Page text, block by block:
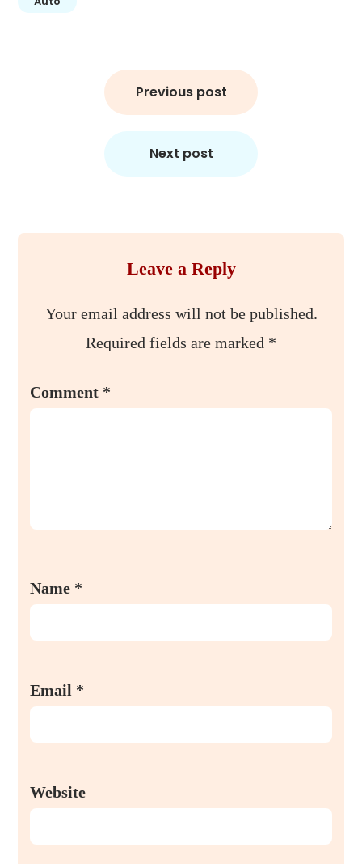
Previous post
Next post
Leave a Reply
Your email address will not be published.
Required fields are marked *
Comment *
Name *
Email *
Website